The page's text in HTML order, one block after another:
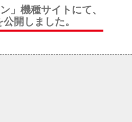
」機種サイトにて、
公開しました。